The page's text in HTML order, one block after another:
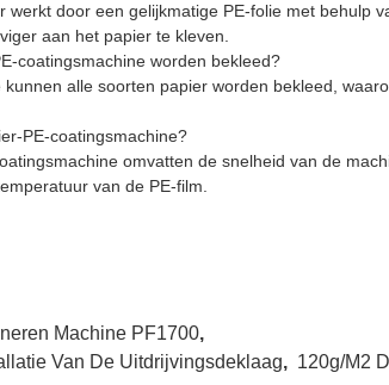
werkt door een gelijkmatige PE-folie met behulp
aan het papier te kleven.
coatingsmachine worden bekleed?
alle soorten papier worden bekleed,
PE-coatingsmachine?
omvatten de snelheid van de
van de PE-film.
Machine PF1700,
Van De Uitdrijvingsdeklaag, 120g/M2